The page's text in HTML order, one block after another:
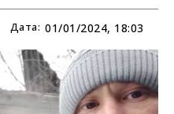
Дата: 01/01/2024, 18:03